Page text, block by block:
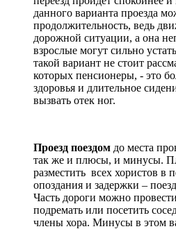
данного варианта проезда
продолжительность, ведь
дорожной ситуации, а она
взрослые могут сильно
такой вариант не стоит
которых пенсионеры, - это
здоровья и длительное
вызвать отек ног.
Проезд поездом до места
так же и плюсы, и минусы.
разместить всех хористов в
опоздания и задержки –
Часть дороги можно
подремать или посетить
члены хора. Минусы в этом